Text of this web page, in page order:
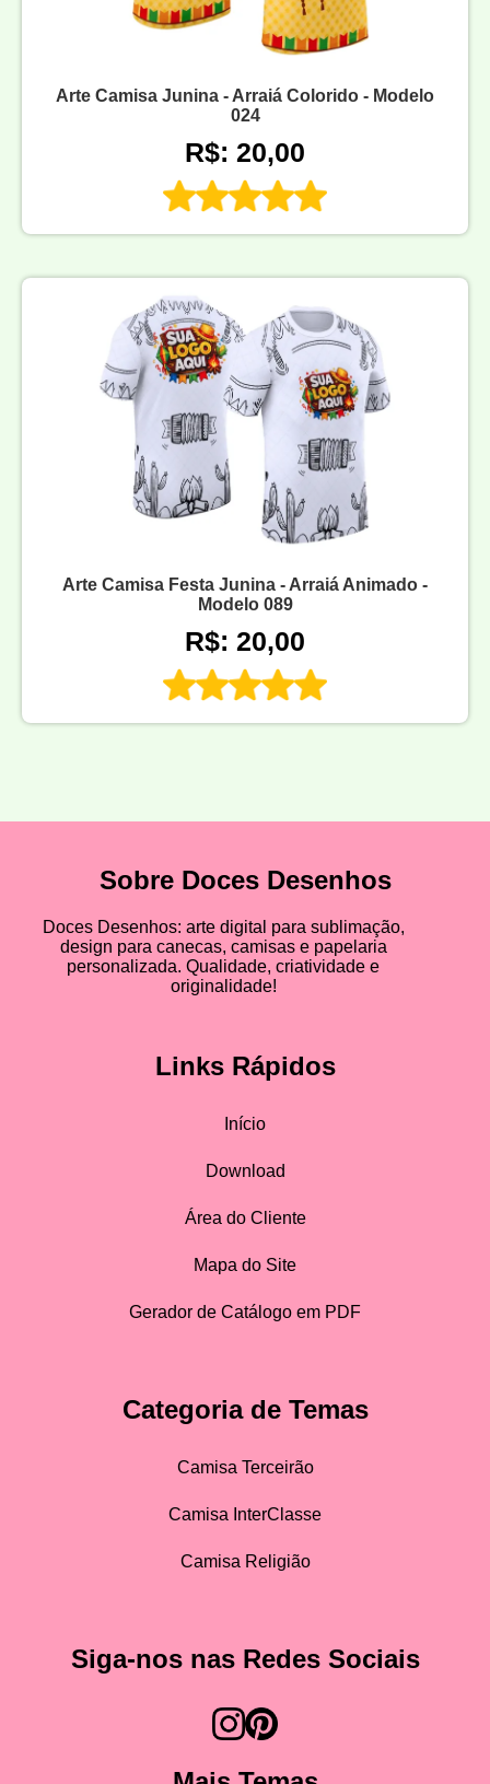
Arte Camisa Junina - Arraiá Colorido - Modelo
024
R$: 20,00
Arte Camisa Festa Junina - Arraiá Animado -
Modelo 089
R$: 20,00
Sobre Doces Desenhos
Doces Desenhos: arte digital para sublimação,
design para canecas, camisas e papelaria
personalizada. Qualidade, criatividade e
originalidade!
Links Rápidos
Início
Download
Área do Cliente
Mapa do Site
Gerador de Catálogo em PDF
Categoria de Temas
Camisa Terceirão
Camisa InterClasse
Camisa Religião
Siga-nos nas Redes Sociais